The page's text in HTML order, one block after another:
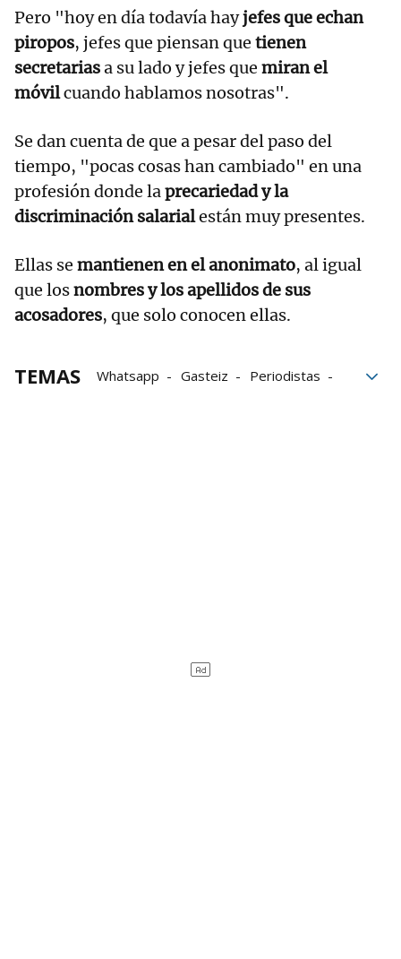
Pero "hoy en día todavía hayjefes que echan
piropos, jefes que piensan que tienen
secretariasa su lado y jefes que miran el
móvilcuando hablamos nosotras".
Se dan cuenta de que a pesar del paso del
tiempo, "pocas cosas han cambiado" en una
profesión donde laprecariedad y la
discriminación salarialestán muy presentes.
Ellas se mantienen en el anonimato, al igual
que losnombres y los apellidos de sus
acosadores, que solo conocen ellas.
TEMAS Whatsapp Gasteiz
Periodistas